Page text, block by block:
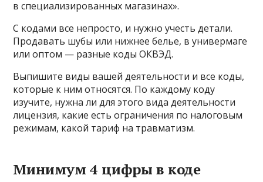
в специализированных магазинах».
С кодами все непросто, и нужно учесть детали.
Продавать шубы или нижнее белье, в универмаге
или оптом — разные коды ОКВЭД.
Выпишите виды вашей деятельности и все коды,
которые к ним относятся. По каждому коду
изучите, нужна ли для этого вида деятельности
лицензия, какие есть ограничения по налоговым
режимам, какой тариф на травматизм.
Минимум 4 цифры в коде